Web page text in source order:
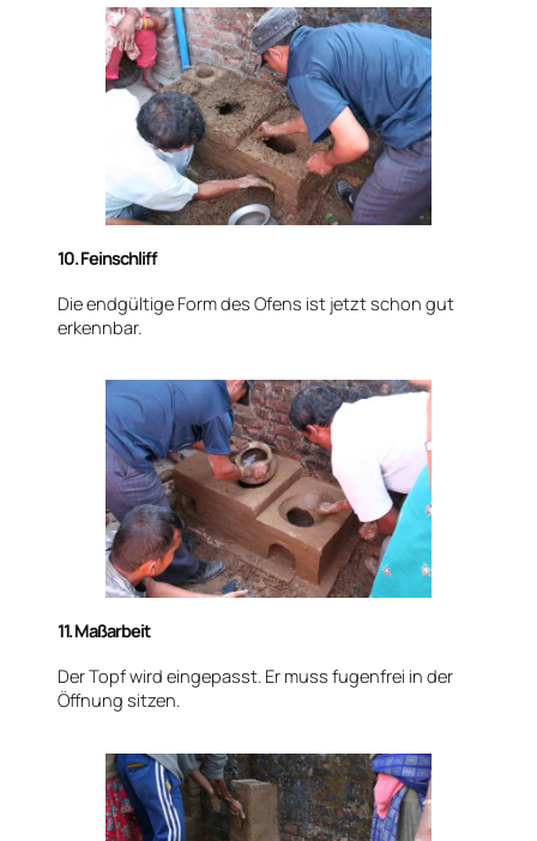
10. Feinschliff
Die endgültige Form des Ofens ist jetzt schon gut
erkennbar.
11. Maßarbeit
Der Topf wird eingepasst. Er muss fugenfrei in der
Öffnung sitzen.